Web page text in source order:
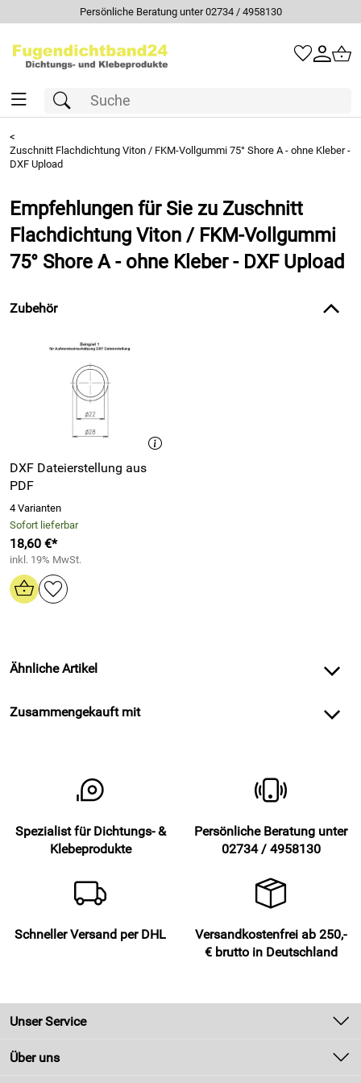
Persönliche Beratung unter 02734 / 4958130
<
Zuschnitt Flachdichtung Viton / FKM-Vollgummi 75° Shore A - ohne Kleber -
DXF Upload
Empfehlungen für Sie zu Zuschnitt
Flachdichtung Viton / FKM-Vollgummi
75° Shore A - ohne Kleber - DXF Upload
Zubehör
DXF Dateierstellung aus
PDF
4 Varianten
Sofort lieferbar
18,60 €*
inkl. 19% MwSt.
Ähnliche Artikel
Zusammengekauft mit
Spezialist für Dichtungs- &
Klebeprodukte
Persönliche Beratung unter
02734 / 4958130
Schneller Versand per DHL
Versandkostenfrei ab 250,-
€ brutto in Deutschland
Unser Service
Kontakt
Über uns